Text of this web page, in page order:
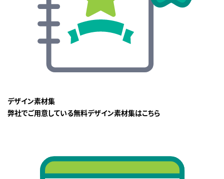
デザイン素材集
弊社でご用意している無料デザイン素材集はこちら